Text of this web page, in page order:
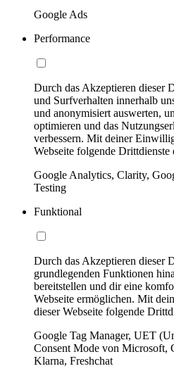
Google Ads
Performance
Durch das Akzeptieren dieser
und Surfverhalten innerhalb
und anonymisiert auswerten,
optimieren und das
verbessern. Mit deiner
Webseite folgende Drittdienste
Google Analytics, Clarity,
Testing
Funktional
Durch das Akzeptieren dieser
grundlegenden Funktionen
bereitstellen und dir eine
Webseite ermöglichen. Mit
dieser Webseite folgende
Google Tag Manager, UET
Consent Mode von Microsoft,
Klarna, Freshchat